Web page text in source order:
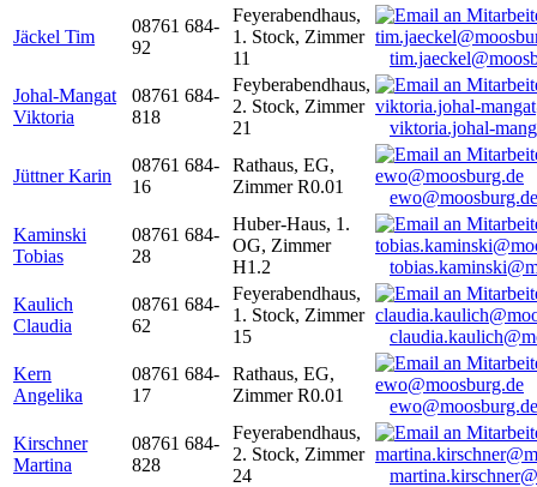
Jäckel Tim
08761 684-
92
Feyerabendhaus,
1. Stock, Zimmer
11
Johal-Mangat
Viktoria
08761 684-
818
Feyberabendhaus,
2. Stock, Zimmer
21
viktoria.johal-
Jüttner Karin
08761 684-
16
Rathaus, EG,
Zimmer R0.01
ewo@moosburg.de
Kaminski
Tobias
08761 684-
28
Huber-Haus, 1.
OG, Zimmer
H1.2
Kaulich
Claudia
08761 684-
62
Feyerabendhaus,
1. Stock, Zimmer
15
Kern
Angelika
08761 684-
17
Rathaus, EG,
Zimmer R0.01
ewo@moosburg.de
Kirschner
Martina
08761 684-
828
Feyerabendhaus,
2. Stock, Zimmer
24